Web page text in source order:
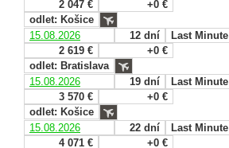
2 047 €
+0 €
odlet: Košice
15.08.2026
12 dní
Last Minute
2 619 €
+0 €
odlet: Bratislava
15.08.2026
19 dní
Last Minute
3 570 €
+0 €
odlet: Košice
15.08.2026
22 dní
Last Minute
4 071 €
+0 €